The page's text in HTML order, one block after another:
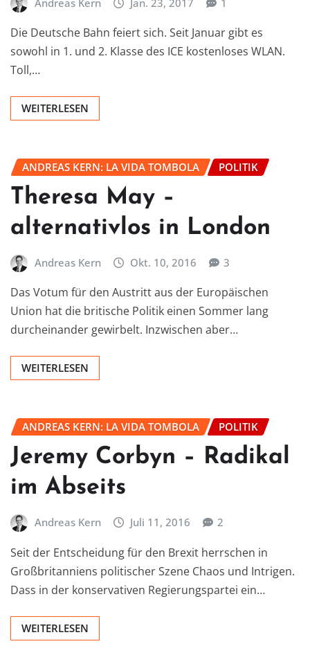
Die Deutsche Bahn feiert sich. Seit Januar gibt es
sowohl in 1. und 2. Klasse des ICE kostenloses WLAN.
Toll,…
WEITERLESEN
ANDREAS KERN: LA VIDA TOMBOLA POLITIK
Theresa May –
alternativlos in London
Andreas Kern Okt. 10, 2016 3
Das Votum für den Austritt aus der Europäischen
Union hat die britische Politik einen Sommer lang
durcheinander gewirbelt. Inzwischen aber…
WEITERLESEN
ANDREAS KERN: LA VIDA TOMBOLA POLITIK
Jeremy Corbyn – Radikal
im Abseits
Andreas Kern Juli 11, 2016 2
Seit der Entscheidung für den Brexit herrschen in
Großbritanniens politischer Szene Chaos und Intrigen.
Dass in der konservativen Regierungspartei ein…
WEITERLESEN